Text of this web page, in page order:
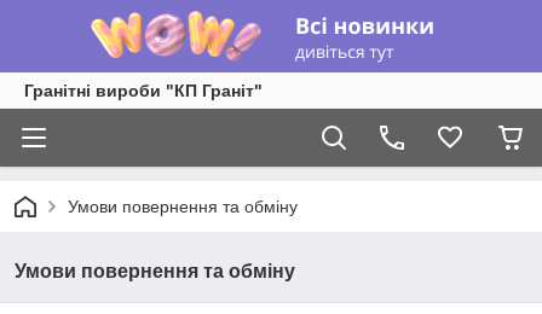
Гранітні вироби "КП Граніт"
Умови повернення та обміну
Умови повернення та обміну